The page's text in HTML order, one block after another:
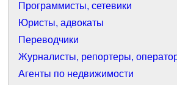
Программисты, сетевики
Юристы, адвокаты
Переводчики
Журналисты, репортеры,
Агенты по недвижимости